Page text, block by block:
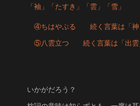
「袖」「たすき」「雲」「雪」
④ちはやぶる 続く言葉は「神
⑤八雲立つ 続く言葉は「出雲
いかがだろう？